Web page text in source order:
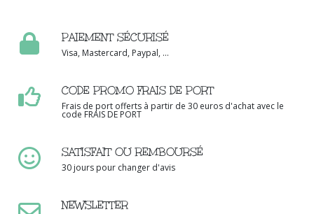
PAIEMENT SÉCURISÉ
Visa, Mastercard, Paypal, ...
CODE PROMO FRAIS DE PORT
Frais de port offerts à partir de 30 euros d'achat avec le
code FRAIS DE PORT
SATISFAIT OU REMBOURSÉ
30 jours pour changer d'avis
NEWSLETTER